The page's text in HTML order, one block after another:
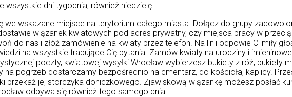
wszystkie dni tygodnia, również niedzielę.
wskazane miejsce na terytorium całego miasta. Dołącz do grupy
wiązanek kwiatowych pod adres prywatny, czy miejsca pracy w
do nas i złóż zamówienie na kwiaty przez telefon. Na linii odpowie Ci miły
na wszystkie frapujące Cię pytania. Zamów kwiaty na urodziny i
poczty, kwiatowej wysyłki Wrocław wybierzesz bukiety z róż, bukiety
pogrzeb dostarczamy bezpośrednio na cmentarz, do kościoła, kaplicy.
przekaż jej storczyka doniczkowego. Zjawiskową wiązankę możesz posłać
odbywa się również tego samego dnia.